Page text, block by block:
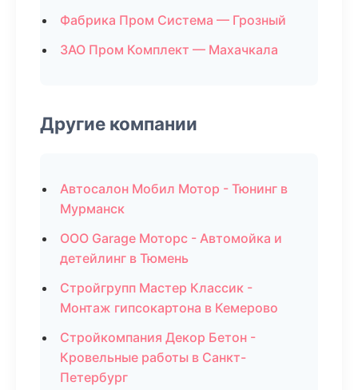
Фабрика Пром Система — Грозный
ЗАО Пром Комплект — Махачкала
Другие компании
Автосалон Мобил Мотор - Тюнинг в
Мурманск
ООО Garage Моторс - Автомойка и
детейлинг в Тюмень
Стройгрупп Мастер Классик -
Монтаж гипсокартона в Кемерово
Стройкомпания Декор Бетон -
Кровельные работы в Санкт-
Петербург